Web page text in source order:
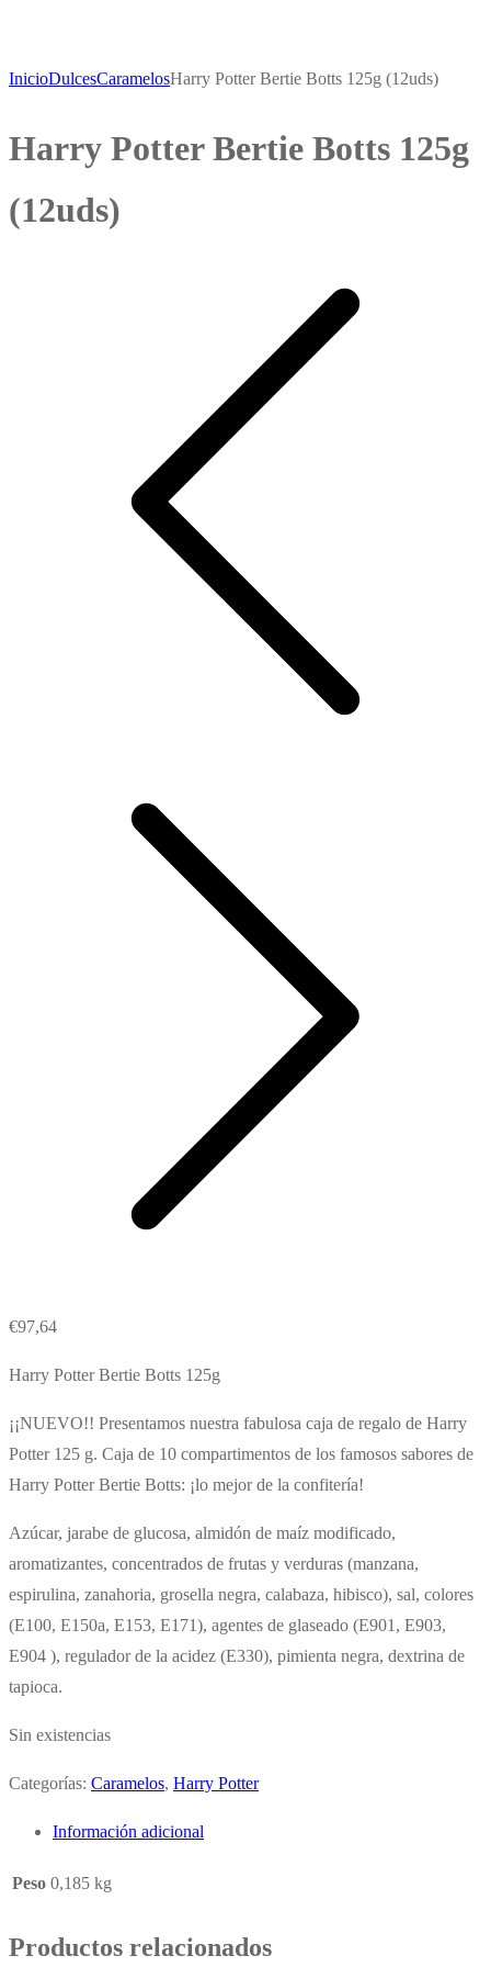
InicioDulcesCaramelosHarry Potter Bertie Botts 125g (12uds)
Harry Potter Bertie Botts 125g
(12uds)
€97,64
Harry Potter Bertie Botts 125g
¡¡NUEVO!! Presentamos nuestra fabulosa caja de regalo de Harry
Potter 125 g. Caja de 10 compartimentos de los famosos sabores de
Harry Potter Bertie Botts: ¡lo mejor de la confitería!
Azúcar, jarabe de glucosa, almidón de maíz modificado,
aromatizantes, concentrados de frutas y verduras (manzana,
espirulina, zanahoria, grosella negra, calabaza, hibisco), sal, colores
(E100, E150a, E153, E171), agentes de glaseado (E901, E903,
E904 ), regulador de la acidez (E330), pimienta negra, dextrina de
tapioca.
Sin existencias
Categorías: Caramelos, Harry Potter
Información adicional
Peso 0,185 kg
Productos relacionados